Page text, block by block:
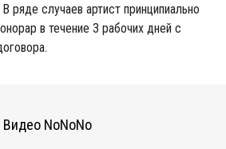
ряде случаев артист принципиально
в течение 3 рабочих дней с
Видео NoNoNo